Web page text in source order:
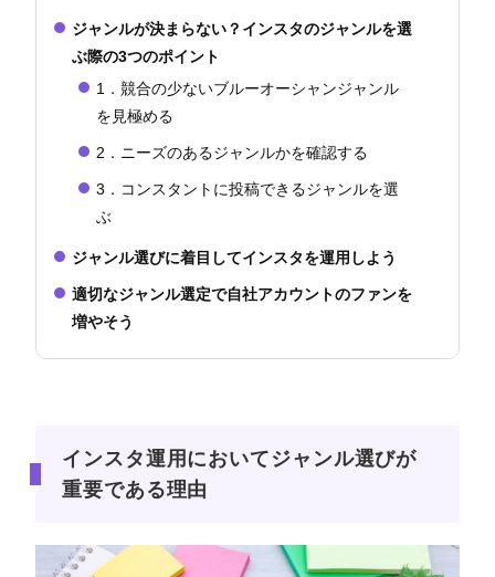
ジャンルが決まらない？インスタのジャンルを選
ぶ際の3つのポイント
1．競合の少ないブルーオーシャンジャンル
を見極める
2．ニーズのあるジャンルかを確認する
3．コンスタントに投稿できるジャンルを選
ぶ
ジャンル選びに着目してインスタを運用しよう
適切なジャンル選定で自社アカウントのファンを
増やそう
インスタ運用においてジャンル選びが
重要である理由